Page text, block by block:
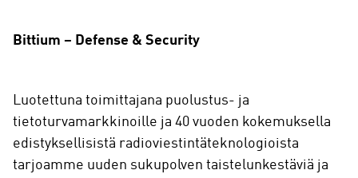
Bittium – Defense & Security
Luotettuna toimittajana puolustus- ja
tietoturvamarkkinoille ja 40 vuoden kokemuksella
edistyksellisistä radioviestintäteknologioista
tarjoamme uuden sukupolven taistelunkestäviä ja